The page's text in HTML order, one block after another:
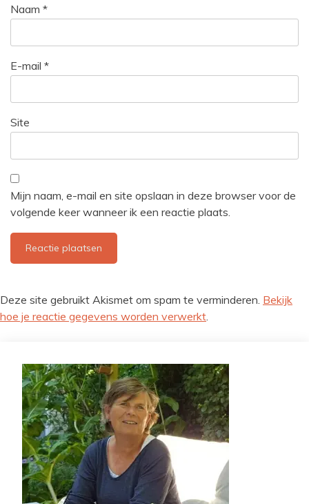
Naam *
E-mail *
Site
Mijn naam, e-mail en site opslaan in deze browser voor de
volgende keer wanneer ik een reactie plaats.
Deze site gebruikt Akismet om spam te verminderen. Bekijk
hoe je reactie gegevens worden verwerkt